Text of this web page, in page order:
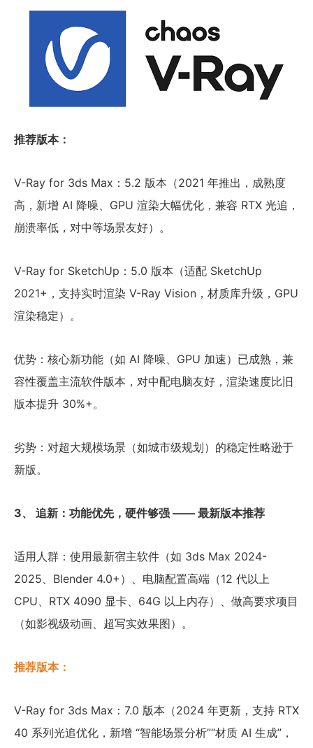
推荐版本：
V-Ray for 3ds Max：5.2 版本（2021 年推出，成熟度
高，新增 AI 降噪、GPU 渲染大幅优化，兼容 RTX 光追，
崩溃率低，对中等场景友好）。
V-Ray for SketchUp：5.0 版本（适配 SketchUp
2021+，支持实时渲染 V-Ray Vision，材质库升级，GPU
渲染稳定）。
优势：核心新功能（如 AI 降噪、GPU 加速）已成熟，兼
容性覆盖主流软件版本，对中配电脑友好，渲染速度比旧
版本提升 30%+。
劣势：对超大规模场景（如城市级规划）的稳定性略逊于
新版。
3、 追新：功能优先，硬件够强 —— 最新版本推荐
适用人群：使用最新宿主软件（如 3ds Max 2024-
2025、Blender 4.0+）、电脑配置高端（12 代以上
CPU、RTX 4090 显卡、64G 以上内存）、做高要求项目
（如影视级动画、超写实效果图）。
推荐版本：
V-Ray for 3ds Max：7.0 版本（2024 年更新，支持 RTX
40 系列光追优化，新增 “智能场景分析”“材质 AI 生成”，